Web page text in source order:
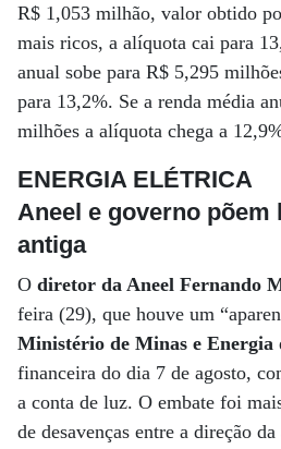
R$ 1,053 milhão, valor obtido
mais ricos, a alíquota cai para
anual sobe para R$ 5,295
para 13,2%. Se a renda média
milhões a alíquota chega a
ENERGIA ELÉTRICA
Aneel e governo põem
antiga
O diretor da Aneel Fernando
feira (29), que houve um
Ministério de Minas e Energia
financeira do dia 7 de agosto,
a conta de luz. O embate foi
de desavenças entre a direção